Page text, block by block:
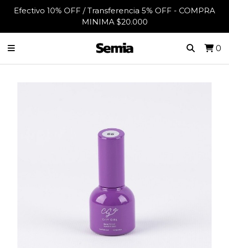
Efectivo 10% OFF / Transferencia 5% OFF - COMPRA
MINIMA $20.000
0